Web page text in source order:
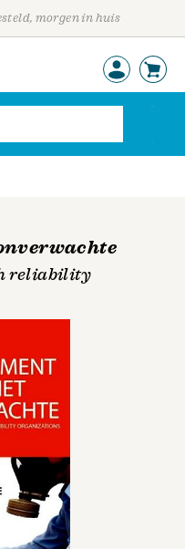
morgen in huis
reliability